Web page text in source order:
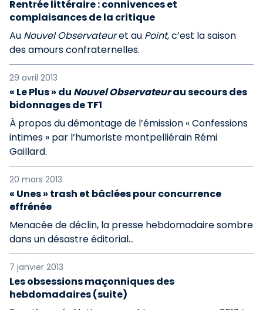
Rentrée littéraire : connivences et
complaisances de la critique
Au Nouvel Observateuret au Point, c’est la saison
des amours confraternelles.
29 avril 2013
« Le Plus » du Nouvel Observateurau secours des
bidonnages de TF1
À propos du démontage de l’émission « Confessions
intimes » par l’humoriste montpelliérain Rémi
Gaillard.
20 mars 2013
« Unes » trash et bâclées pour concurrence
effrénée
Menacée de déclin, la presse hebdomadaire sombre
dans un désastre éditorial…
7 janvier 2013
Les obsessions maçonniques des
hebdomadaires (suite)